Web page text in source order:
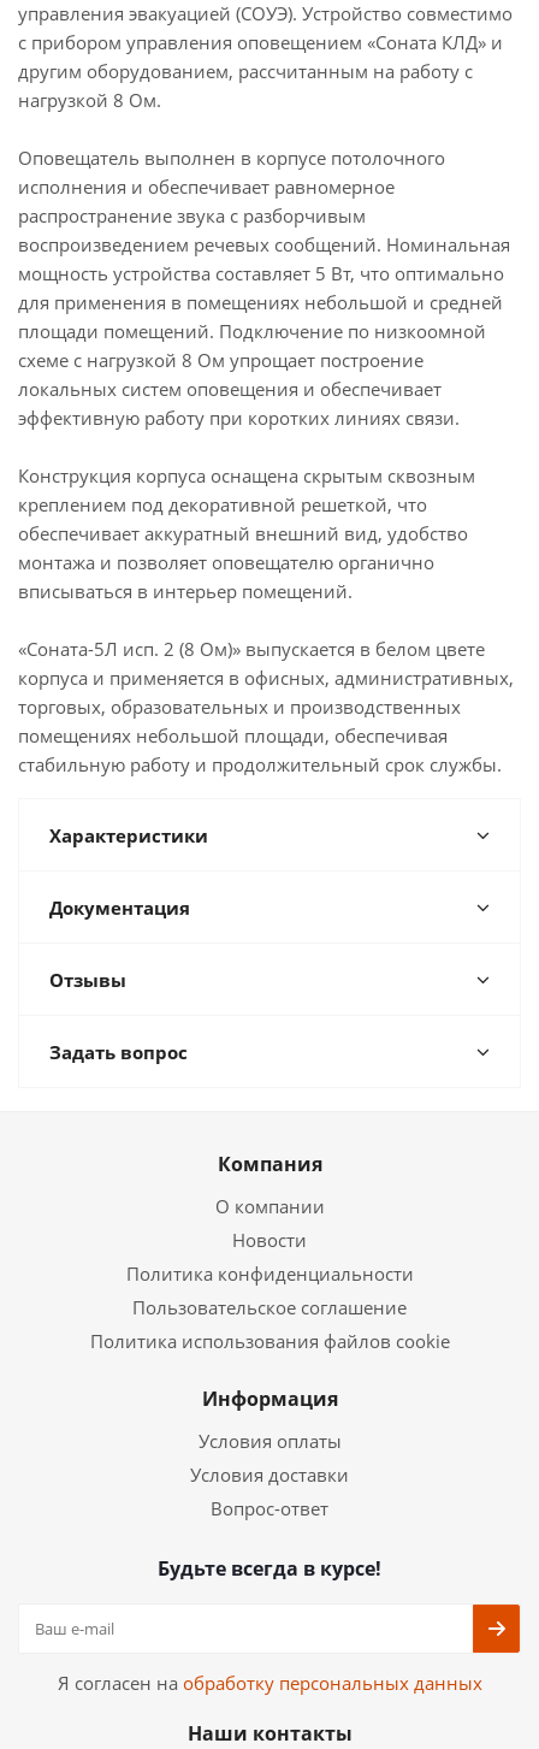
управления эвакуацией (СОУЭ). Устройство совместимо
с прибором управления оповещением «Соната КЛД» и
другим оборудованием, рассчитанным на работу с
нагрузкой 8 Ом.
Оповещатель выполнен в корпусе потолочного
исполнения и обеспечивает равномерное
распространение звука с разборчивым
воспроизведением речевых сообщений. Номинальная
мощность устройства составляет 5 Вт, что оптимально
для применения в помещениях небольшой и средней
площади помещений. Подключение по низкоомной
схеме с нагрузкой 8 Ом упрощает построение
локальных систем оповещения и обеспечивает
эффективную работу при коротких линиях связи.
Конструкция корпуса оснащена скрытым сквозным
креплением под декоративной решеткой, что
обеспечивает аккуратный внешний вид, удобство
монтажа и позволяет оповещателю органично
вписываться в интерьер помещений.
«Соната-5Л исп. 2 (8 Ом)» выпускается в белом цвете
корпуса и применяется в офисных, административных,
торговых, образовательных и производственных
помещениях небольшой площади, обеспечивая
стабильную работу и продолжительный срок службы.
Характеристики
Документация
Отзывы
Задать вопрос
Компания
О компании
Новости
Политика конфиденциальности
Пользовательское соглашение
Политика использования файлов cookie
Информация
Условия оплаты
Условия доставки
Вопрос-ответ
Будьте всегда в курсе!
Я согласен на обработку персональных данных
Наши контакты